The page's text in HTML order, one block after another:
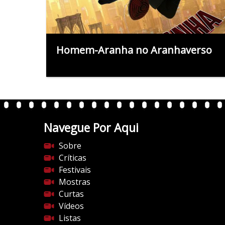
Homem-Aranha no Aranhaverso
Navegue Por Aqui
Sobre
Críticas
Festivais
Mostras
Curtas
Vídeos
Listas